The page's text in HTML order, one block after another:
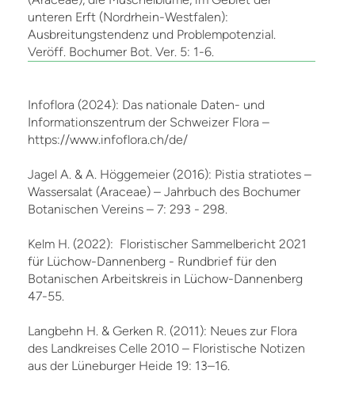
unteren Erft (Nordrhein-Westfalen):
Ausbreitungstendenz und Problempotenzial.
Veröff. Bochumer Bot. Ver. 5: 1-6.
Infoflora (2024): Das nationale Daten- und
Informationszentrum der Schweizer Flora –
https://www.infoflora.ch/de/
Jagel A. & A. Höggemeier (2016): Pistia stratiotes –
Wassersalat (Araceae) – Jahrbuch des Bochumer
Botanischen Vereins – 7: 293 - 298.
Kelm H. (2022): Floristischer Sammelbericht 2021
für Lüchow-Dannenberg - Rundbrief für den
Botanischen Arbeitskreis in Lüchow-Dannenberg
47-55.
Langbehn H. & Gerken R. (2011): Neues zur Flora
des Landkreises Celle 2010 – Floristische Notizen
aus der Lüneburger Heide 19: 13–16.